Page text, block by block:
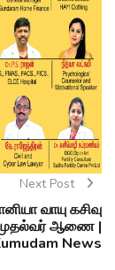
Next Post
வாயு கசிவு
ஆணை |
News